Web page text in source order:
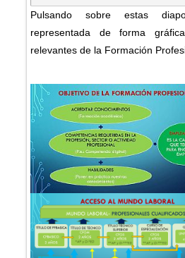
Pulsando sobre estas
representada de forma
relevantes de la Formación